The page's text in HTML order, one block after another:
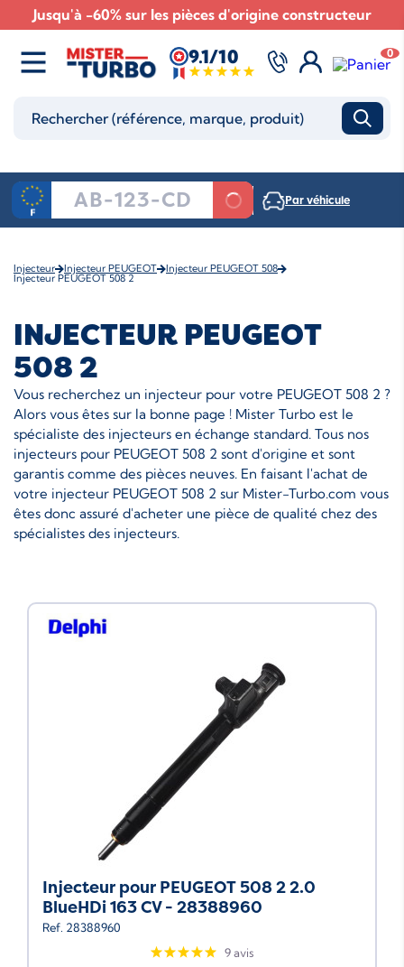
Jusqu'à -60% sur les pièces d'origine constructeur
9.1/10 0
Par véhicule
Injecteur Injecteur PEUGEOT Injecteur PEUGEOT 508
Injecteur PEUGEOT 508 2
INJECTEUR PEUGEOT
508 2
Vous recherchez un injecteur pour votre PEUGEOT 508 2 ?
Alors vous êtes sur la bonne page ! Mister Turbo est le
spécialiste des injecteurs en échange standard. Tous nos
injecteurs pour PEUGEOT 508 2 sont d'origine et sont
garantis comme des pièces neuves. En faisant l'achat de
votre injecteur PEUGEOT 508 2 sur Mister-Turbo.com vous
êtes donc assuré d'acheter une pièce de qualité chez des
spécialistes des injecteurs.
Injecteur pour PEUGEOT 508 2 2.0
BlueHDi 163 CV - 28388960
Ref. 28388960
9 avis